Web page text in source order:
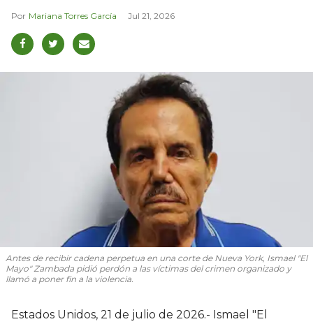
Mariana Torres García Jul 21, 2026
Antes de recibir cadena perpetua en una corte de Nueva York, Ismael "El
Mayo" Zambada pidió perdón a las víctimas del crimen organizado y
llamó a poner fin a la violencia.
Estados Unidos, 21 de julio de 2026.- Ismael "El